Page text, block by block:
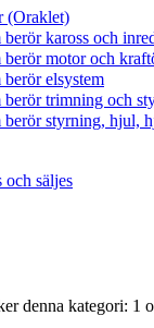
(Oraklet)
kaross och
motor och
elsystem
trimning och
styrning, hjul,
och säljes
denna kategori: 1